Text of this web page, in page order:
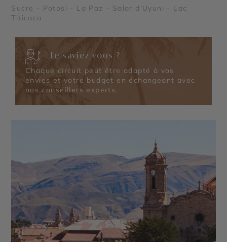
Sucre - Potosi - La Paz - Salar d'Uyuni - Lac
Titicaca
Le saviez-vous ?
Chaque circuit peut être adapté à vos
envies et votre budget en échangeant avec
nos conseillers experts.